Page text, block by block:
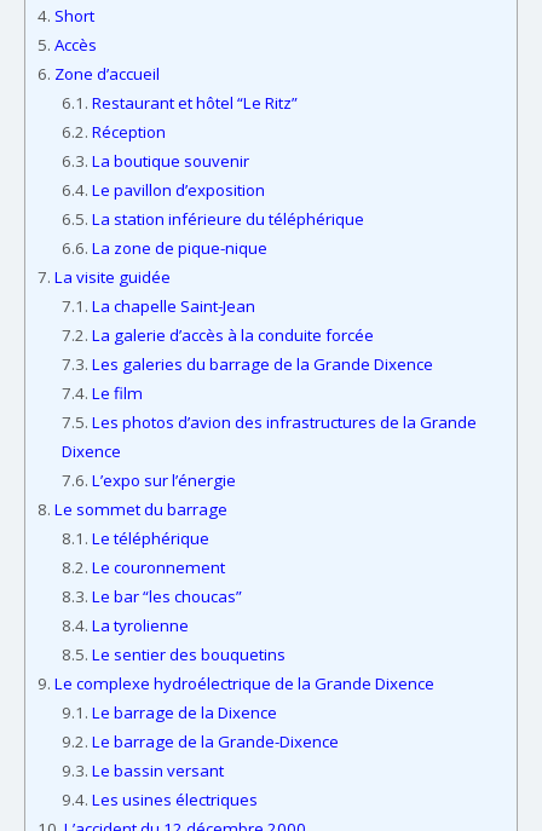
4. Short
5. Accès
6. Zone d’accueil
6.1. Restaurant et hôtel “Le Ritz”
6.2. Réception
6.3. La boutique souvenir
6.4. Le pavillon d’exposition
6.5. La station inférieure du téléphérique
6.6. La zone de pique-nique
7. La visite guidée
7.1. La chapelle Saint-Jean
7.2. La galerie d’accès à la conduite forcée
7.3. Les galeries du barrage de la Grande Dixence
7.4. Le film
7.5. Les photos d’avion des infrastructures de la Grande
Dixence
7.6. L’expo sur l’énergie
8. Le sommet du barrage
8.1. Le téléphérique
8.2. Le couronnement
8.3. Le bar “les choucas”
8.4. La tyrolienne
8.5. Le sentier des bouquetins
9. Le complexe hydroélectrique de la Grande Dixence
9.1. Le barrage de la Dixence
9.2. Le barrage de la Grande-Dixence
9.3. Le bassin versant
9.4. Les usines électriques